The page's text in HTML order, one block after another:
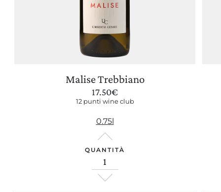
Malise Trebbiano
17.50€
12 punti wine club
0.75l
QUANTITÀ